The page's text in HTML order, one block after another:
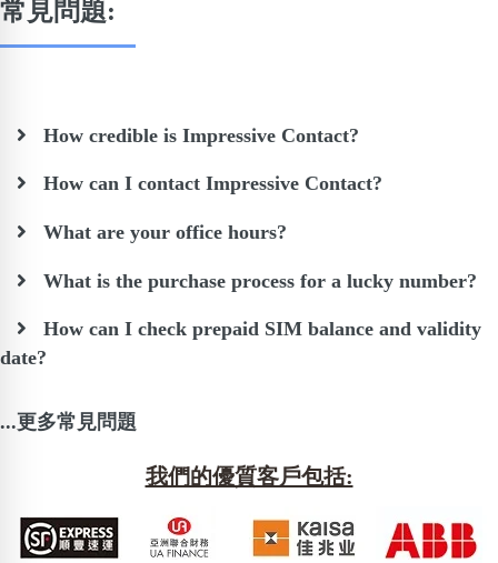
常見問題:
How credible is Impressive Contact?
How can I contact Impressive Contact?
What are your office hours?
What is the purchase process for a lucky number?
How can I check prepaid SIM balance and validity
date?
...更多常見問題
我們的優質客戶包括: